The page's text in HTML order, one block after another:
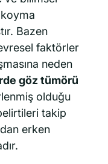
Bazen
faktörler
neden
göz tümörü
olduğu
takip
erken